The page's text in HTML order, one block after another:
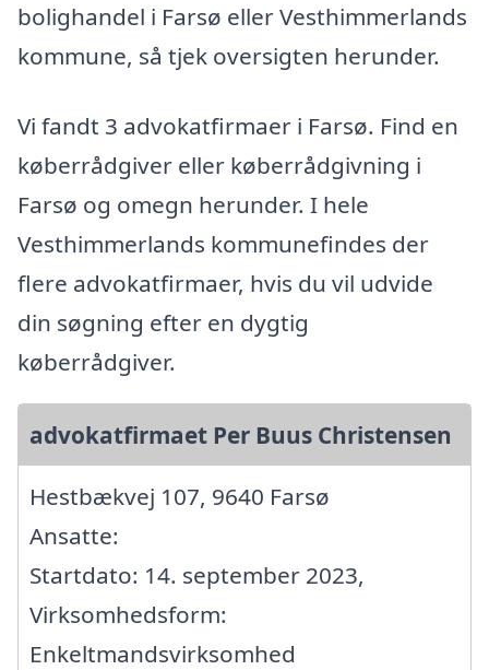
bolighandel i Farsø eller Vesthimmerlands
kommune, så tjek oversigten herunder.
Vi fandt 3 advokatfirmaer i Farsø. Find en
køberrådgiver eller køberrådgivning i
Farsø og omegn herunder. I hele
Vesthimmerlands kommunefindes der
flere advokatfirmaer, hvis du vil udvide
din søgning efter en dygtig
køberrådgiver.
advokatfirmaet Per Buus Christensen
Hestbækvej 107, 9640 Farsø
Ansatte:
Startdato: 14. september 2023,
Virksomhedsform:
Enkeltmandsvirksomhed